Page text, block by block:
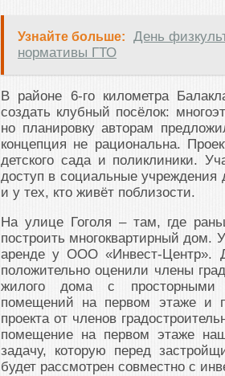
Узнайте больше:
День
нормативы ГТО
В районе 6-го километра
создать клубный посёлок:
но планировку авторам
концепция не рациональна.
детского сада и поликлиники.
доступ в социальные учреждения
и у тех, кто живёт поблизости.
На улице Гоголя – там, где
построить многоквартирный дом.
аренде у ООО «Инвест-Центр».
положительно оценили члены
жилого дома с просторными
помещений на первом этаже и
проекта от членов
помещение на первом этаже
задачу, которую перед
будет рассмотрен совместно с